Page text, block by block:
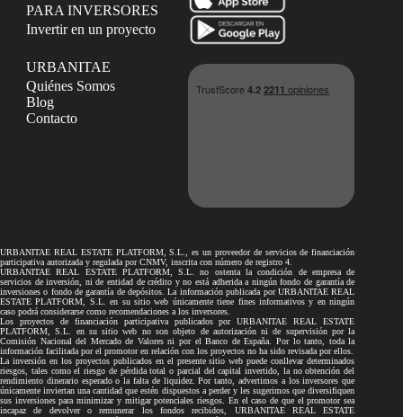
PARA INVERSORES
Invertir en un proyecto
URBANITAE
Quiénes Somos
Blog
Contacto
URBANITAE REAL ESTATE PLATFORM, S.L., es un proveedor de servicios de financiación
participativa autorizada y regulada por CNMV, inscrita con número de registro 4.
URBANITAE REAL ESTATE PLATFORM, S.L. no ostenta la condición de empresa de
servicios de inversión, ni de entidad de crédito y no está adherida a ningún fondo de garantía de
inversiones o fondo de garantía de depósitos. La información publicada por URBANITAE REAL
ESTATE PLATFORM, S.L. en su sitio web únicamente tiene fines informativos y en ningún
caso podrá considerarse como recomendaciones a los inversores.
Los proyectos de financiación participativa publicados por URBANITAE REAL ESTATE
PLATFORM, S.L. en su sitio web no son objeto de autorización ni de supervisión por la
Comisión Nacional del Mercado de Valores ni por el Banco de España. Por lo tanto, toda la
información facilitada por el promotor en relación con los proyectos no ha sido revisada por ellos.
La inversión en los proyectos publicados en el presente sitio web puede conllevar determinados
riesgos, tales como el riesgo de pérdida total o parcial del capital invertido, la no obtención del
rendimiento dinerario esperado o la falta de liquidez. Por tanto, advertimos a los inversores que
únicamente inviertan una cantidad que estén dispuestos a perder y les sugerimos que diversifiquen
sus inversiones para minimizar y mitigar potenciales riesgos. En el caso de que el promotor sea
incapaz de devolver o remunerar los fondos recibidos, URBANITAE REAL ESTATE